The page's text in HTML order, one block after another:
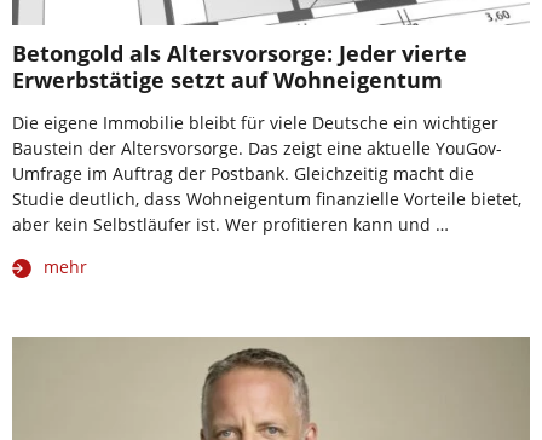
Betongold als Altersvorsorge: Jeder vierte
Erwerbstätige setzt auf Wohneigentum
Die eigene Immobilie bleibt für viele Deutsche ein wichtiger
Baustein der Altersvorsorge. Das zeigt eine aktuelle YouGov-
Umfrage im Auftrag der Postbank. Gleichzeitig macht die
Studie deutlich, dass Wohneigentum finanzielle Vorteile bietet,
aber kein Selbstläufer ist. Wer profitieren kann und …
mehr